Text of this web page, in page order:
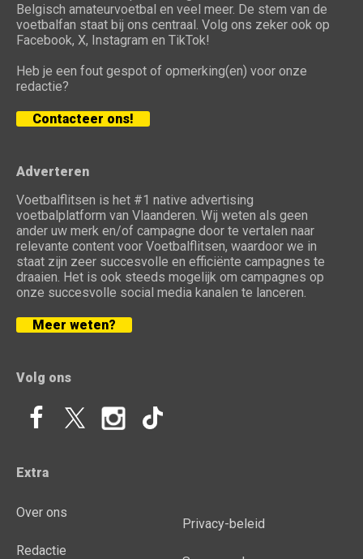
Belgisch amateurvoetbal en veel meer. De stem van de
voetbalfan staat bij ons centraal. Volg ons zeker ook op
Facebook, X, Instagram en TikTok!
Heb je een fout gespot of opmerking(en) voor onze
redactie?
Contacteer ons!
Adverteren
Voetbalflitsen is het #1 native advertising
voetbalplatform van Vlaanderen. Wij weten als geen
ander uw merk en/of campagne door te vertalen naar
relevante content voor Voetbalflitsen, waardoor we in
staat zijn zeer succesvolle en efficiënte campagnes te
draaien. Het is ook steeds mogelijk om campagnes op
onze succesvolle social media kanalen te lanceren.
Meer weten?
Volg ons
Extra
Over ons
Redactie
Privacy-beleid